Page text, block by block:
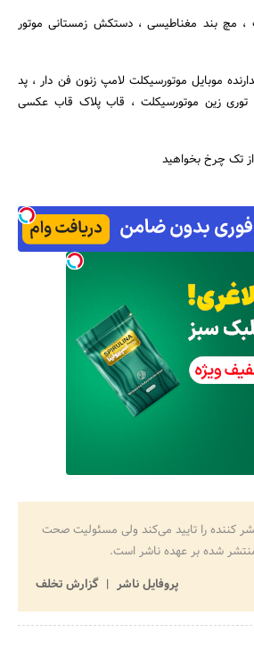
، مچ بند مغناطیسی ، دستکش زمستانی موتور
موبایل موتورسیکلت لامپ زنون فن دار ، پد
توری زین موتورسیکلت ، قاب پلاک قاب عکسی
از تک چرخ بخواهید
کننده را تایید می‌کند ولی مسئولیت صحت
شده بر عهده ناشر است.
پروفایل ناشر
گزارش تخلف